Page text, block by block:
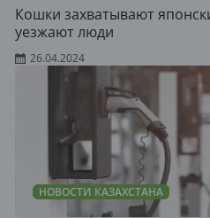
Кошки захватывают
уезжают люди
26.04.2024
НОВОСТИ КАЗАХСТАНА